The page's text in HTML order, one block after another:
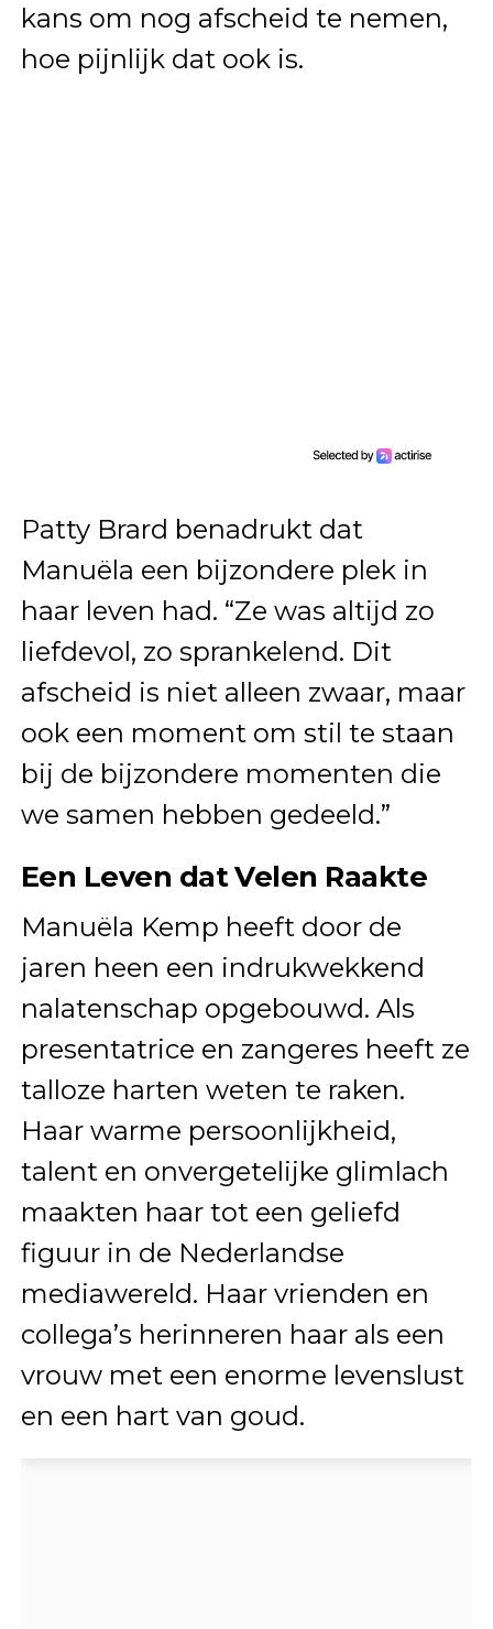
kans om nog afscheid te nemen,
hoe pijnlijk dat ook is.
Patty Brard benadrukt dat
Manuëla een bijzondere plek in
haar leven had. “Ze was altijd zo
liefdevol, zo sprankelend. Dit
afscheid is niet alleen zwaar, maar
ook een moment om stil te staan
bij de bijzondere momenten die
we samen hebben gedeeld.”
Een Leven dat Velen Raakte
Manuëla Kemp heeft door de
jaren heen een indrukwekkend
nalatenschap opgebouwd. Als
presentatrice en zangeres heeft ze
talloze harten weten te raken.
Haar warme persoonlijkheid,
talent en onvergetelijke glimlach
maakten haar tot een geliefd
figuur in de Nederlandse
mediawereld. Haar vrienden en
collega’s herinneren haar als een
vrouw met een enorme levenslust
en een hart van goud.